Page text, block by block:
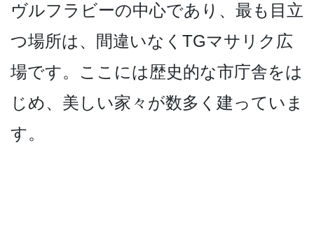
ヴルフラビーの中心であり、­最も目立
つ場所は、間違いなくTGマサリク広
場です­。ここには歴史的な市庁舎をは
じめ、美しい家々が数­多く建っていま
す。